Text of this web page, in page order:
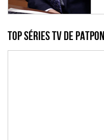
Top Séries TV de patpon